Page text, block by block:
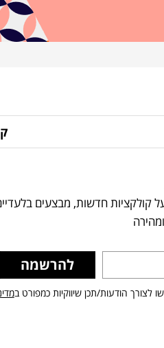
קולקציות חדשות, מבצעים
להרשמה
לצורך הודעות/תכן שיווקיות כמפורט ב